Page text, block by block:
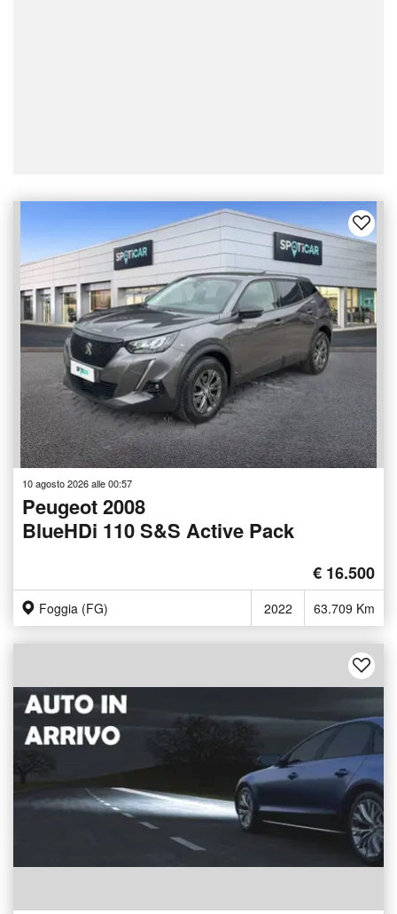
10 agosto 2026 alle 00:57
Peugeot 2008
BlueHDi 110 S&S Active Pack
€ 16.500
Foggia (FG) 2022 63.709 Km